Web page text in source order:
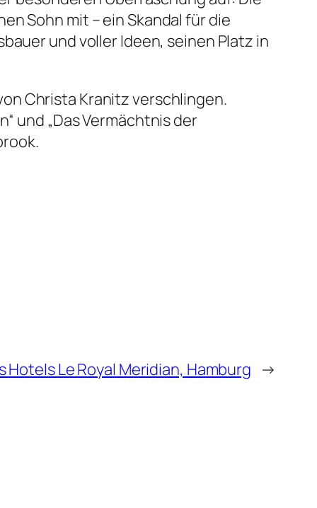
Sohn mit – ein Skandal für die
und voller Ideen, seinen Platz in
Christa Kranitz verschlingen.
und „Das Vermächtnis der
Hotels Le Royal Meridian, Hamburg →